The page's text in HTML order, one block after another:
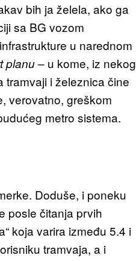
bih ja želela, ako ga
sa BG vozom
u narednom
planu– u kome, iz nekog
tramvaji i železnica čine
verovatno, greškom
metro sistema.
Doduše, i poneku
posle čitanja prvih
koja varira između 5.4 i
tramvaja, a i